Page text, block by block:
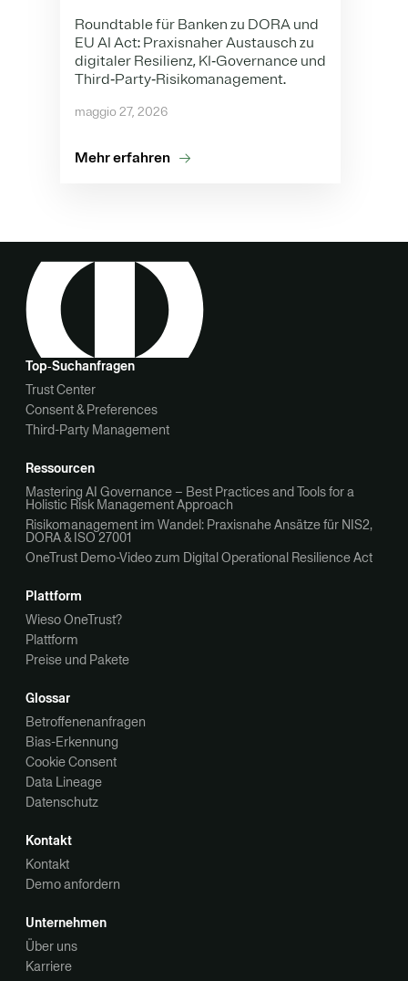
Roundtable für Banken zu DORA und
EU AI Act: Praxisnaher Austausch zu
digitaler Resilienz, KI‑Governance und
Third‑Party‑Risikomanagement.
maggio 27, 2026
Mehr erfahren
Top‑Suchanfragen
Trust Center
Consent & Preferences
Third-Party Management
Ressourcen
Mastering AI Governance – Best Practices and Tools for a
Holistic Risk Management Approach
Risikomanagement im Wandel: Praxisnahe Ansätze für NIS2,
DORA & ISO 27001
OneTrust Demo-Video zum Digital Operational Resilience Act
Plattform
Wieso OneTrust?
Plattform
Preise und Pakete
Glossar
Betroffenenanfragen
Bias-Erkennung
Cookie Consent
Data Lineage
Datenschutz
Kontakt
Kontakt
Demo anfordern
Unternehmen
Über uns
Karriere